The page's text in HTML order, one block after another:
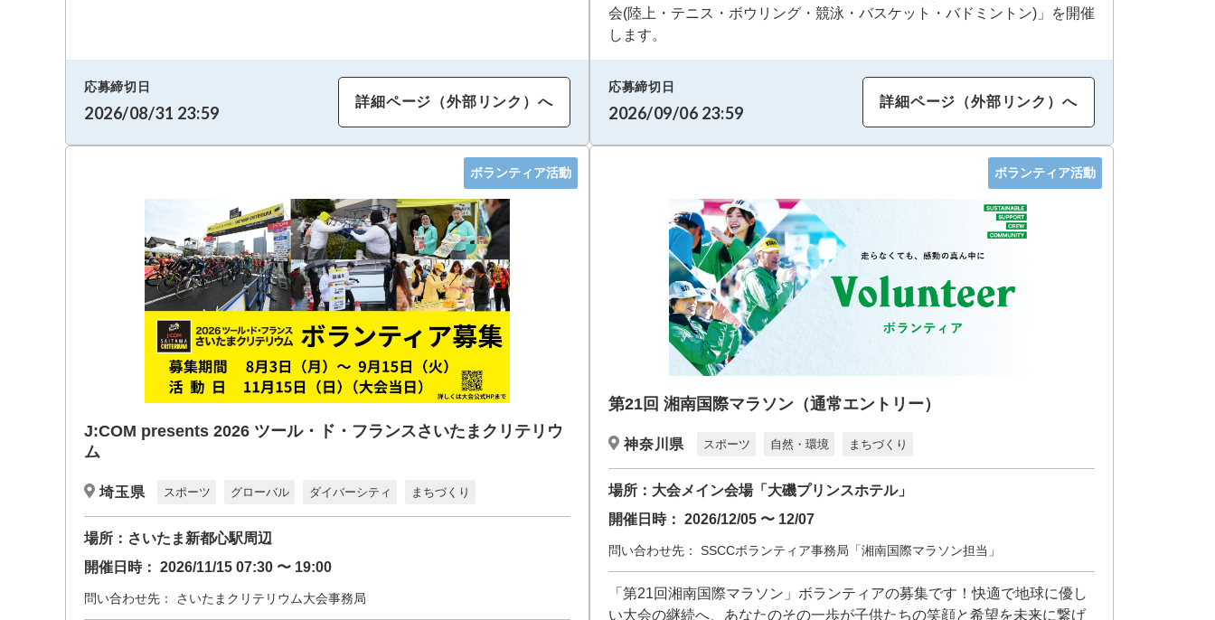
応募締切日
2026/08/31 23:59
詳細ページ（外部リンク）へ
会(陸上・テニス・ボウリング・競泳・バスケット・バドミントン)」を開催
します。
応募締切日
2026/09/06 23:59
詳細ページ（外部リンク）へ
ボランティア活動
J:COM presents 2026 ツール・ド・フランスさいたまクリテリウ
ム
埼玉県 スポーツ グローバル ダイバーシティ まちづくり
場所： さいたま新都心駅周辺
開催日時： 2026/11/15 07:30 〜 19:00
問い合わせ先： さいたまクリテリウム大会事務局
ボランティア活動
第21回 湘南国際マラソン（通常エントリー）
神奈川県 スポーツ 自然・環境 まちづくり
場所： 大会メイン会場「大磯プリンスホテル」
開催日時： 2026/12/05 〜 12/07
問い合わせ先： SSCCボランティア事務局「湘南国際マラソン担当」
「第21回湘南国際マラソン」ボランティアの募集です！快適で地球に優し
い大会の継続へ、あなたのその一歩が子供たちの笑顔と希望を未来に繋げ